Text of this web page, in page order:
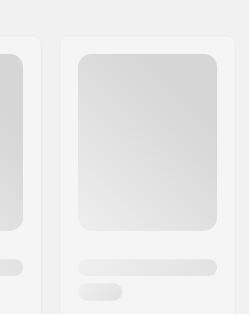
BMX upgraden oder einfach